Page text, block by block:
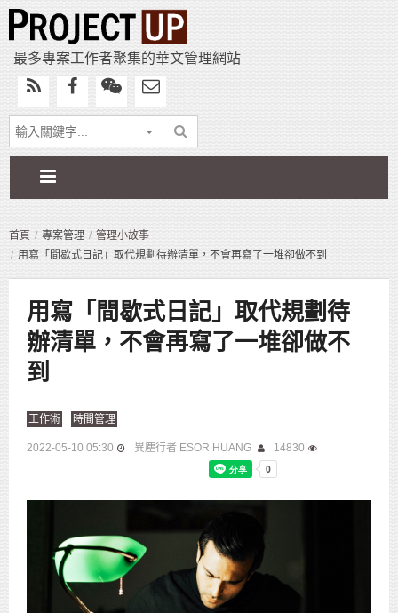
最多專案工作者聚集的華文管理網站
首頁 專案管理
管理小故事
用寫「間歇式日記」取代規劃待辦清單，不會再寫了一堆卻做不到
用寫「間歇式日記」取代規劃待
辦清單，不會再寫了一堆卻做不
到
工作術 時間管理
2022-05-10 05:30 異塵行者 ESOR HUANG 14830